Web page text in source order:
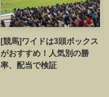
[競馬]ワイドは3頭ボックス
がおすすめ！人気別の勝
率、配当で検証